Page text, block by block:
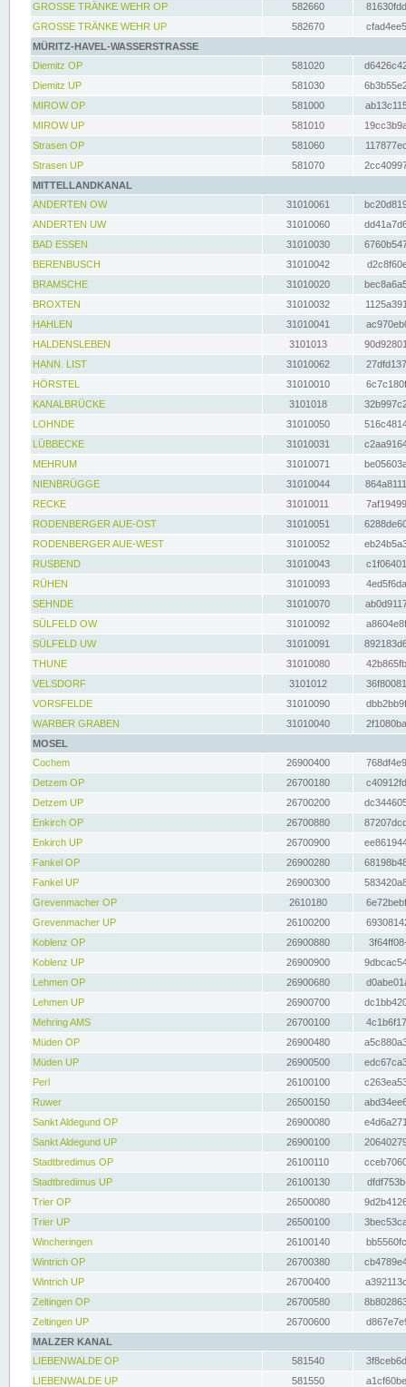
GROSSE TRÄNKE WEHR OP
582660
GROSSE TRÄNKE WEHR UP
582670
MÜRITZ-HAVEL-WASSERSTRASSE
Diemitz OP
581020
Diemitz UP
581030
MIROW OP
581000
MIROW UP
581010
Strasen OP
581060
Strasen UP
581070
MITTELLANDKANAL
ANDERTEN OW
31010061
ANDERTEN UW
31010060
BAD ESSEN
31010030
BERENBUSCH
31010042
BRAMSCHE
31010020
BROXTEN
31010032
HAHLEN
31010041
HALDENSLEBEN
3101013
HANN. LIST
31010062
HÖRSTEL
31010010
KANALBRÜCKE
3101018
LOHNDE
31010050
LÜBBECKE
31010031
MEHRUM
31010071
NIENBRÜGGE
31010044
RECKE
31010011
RODENBERGER AUE-OST
31010051
RODENBERGER AUE-WEST
31010052
RUSBEND
31010043
RÜHEN
31010093
SEHNDE
31010070
SÜLFELD OW
31010092
SÜLFELD UW
31010091
THUNE
31010080
VELSDORF
3101012
VORSFELDE
31010090
WARBER GRABEN
31010040
MOSEL
Cochem
26900400
Detzem OP
26700180
Detzem UP
26700200
Enkirch OP
26700880
Enkirch UP
26700900
Fankel OP
26900280
Fankel UP
26900300
Grevenmacher OP
2610180
Grevenmacher UP
26100200
Koblenz OP
26900880
Koblenz UP
26900900
Lehmen OP
26900680
Lehmen UP
26900700
Mehring AMS
26700100
Müden OP
26900480
Müden UP
26900500
Perl
26100100
Ruwer
26500150
Sankt Aldegund OP
26900080
Sankt Aldegund UP
26900100
Stadtbredimus OP
26100110
Stadtbredimus UP
26100130
Trier OP
26500080
Trier UP
26500100
Wincheringen
26100140
Wintrich OP
26700380
Wintrich UP
26700400
Zeltingen OP
26700580
Zeltingen UP
26700600
MALZER KANAL
LIEBENWALDE OP
581540
LIEBENWALDE UP
581550